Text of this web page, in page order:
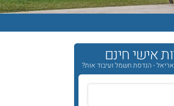
אישי חינם
- הנדסת חשמל ועיבוד אות?